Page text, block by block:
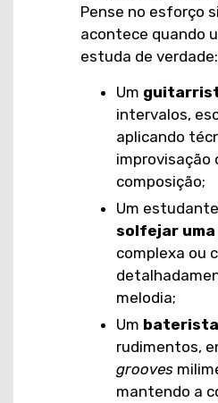
Pense no esforço
acontece quando
estuda de verdade:
Um
intervalos,
aplicando
improvisação
composição;
Um
solfejar
complexa ou
melodia;
Um baterista
rudimentos,
grooves
mantendo a